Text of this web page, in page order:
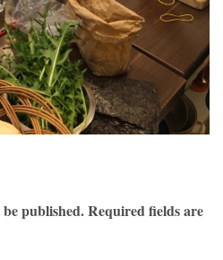
published. Required fields are